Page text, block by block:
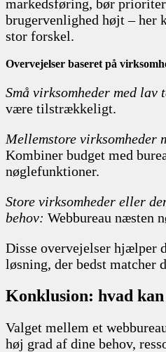
markedsføring, bør
brugervenlighed højt – her
stor forskel.
Overvejelser baseret på
Små virksomheder med lav
være tilstrækkeligt.
Mellemstore virksomheder
Kombiner budget med
nøglefunktioner.
Store virksomheder eller
behov: Webbureau næsten
Disse overvejelser hjælper
løsning, der bedst matcher
Konklusion: hvad kan
Valget mellem et
høj grad af dine behov,